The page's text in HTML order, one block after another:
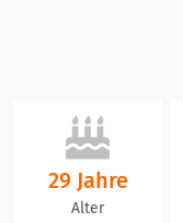
29 Jahre
Alter